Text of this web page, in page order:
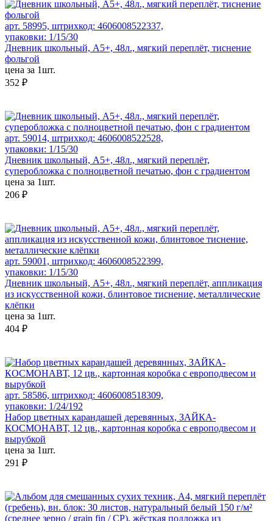
арт. 58995, штрихкод: 4606008522337,
упаковки: 1/15/30
Дневник школьный, А5+, 48л., мягкий переплёт, тиснение
фольгой
цена за 1шт.
352 ₽
арт. 59014, штрихкод: 4606008522528,
упаковки: 1/15/30
Дневник школьный, А5+, 48л., мягкий переплёт,
суперобложка с полноцветной печатью, фон с градиентом
цена за 1шт.
206 ₽
арт. 59001, штрихкод: 4606008522399,
упаковки: 1/15/30
Дневник школьный, А5+, 48л., мягкий переплёт, аппликация
из искусственной кожи, блинтовое тиснение, металлические
клёпки
цена за 1шт.
404 ₽
арт. 58586, штрихкод: 4606008518309,
упаковки: 1/24/192
Набор цветных карандашей деревянных, ЗАЙКА-
КОСМОНАВТ, 12 цв., картонная коробка с европодвесом и
вырубкой
цена за 1шт.
291 ₽